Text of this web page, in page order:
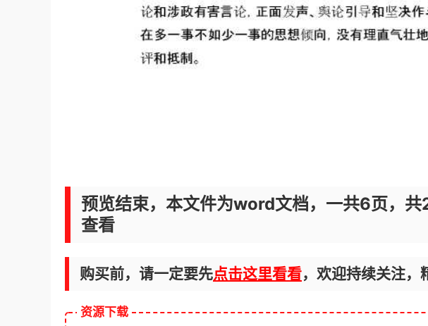
预览结束，本文件为word文档，一共6页，
查看
购买前，请一定要先点击这里看看，欢迎持续关注，
资源下载